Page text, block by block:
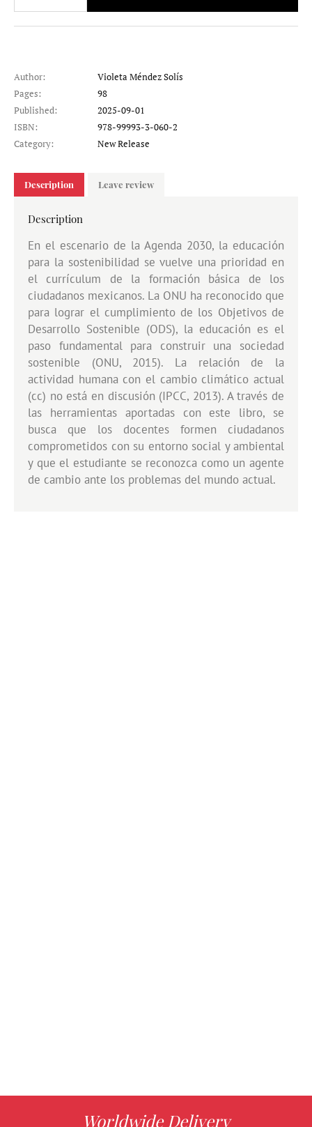
Author:
Violeta Méndez Solís
Pages:
98
Published:
2025-09-01
ISBN:
978-99993-3-060-2
Category:
New Release
Description Leave review
Description
En el escenario de la Agenda 2030, la educación
para la sostenibilidad se vuelve una prioridad en
el currículum de la formación básica de los
ciudadanos mexicanos. La ONU ha reconocido que
para lograr el cumplimiento de los Objetivos de
Desarrollo Sostenible (ODS), la educación es el
paso fundamental para construir una sociedad
sostenible (ONU, 2015). La relación de la
actividad humana con el cambio climático actual
(cc) no está en discusión (IPCC, 2013). A través de
las herramientas aportadas con este libro, se
busca que los docentes formen ciudadanos
comprometidos con su entorno social y ambiental
y que el estudiante se reconozca como un agente
de cambio ante los problemas del mundo actual.
Worldwide Delivery